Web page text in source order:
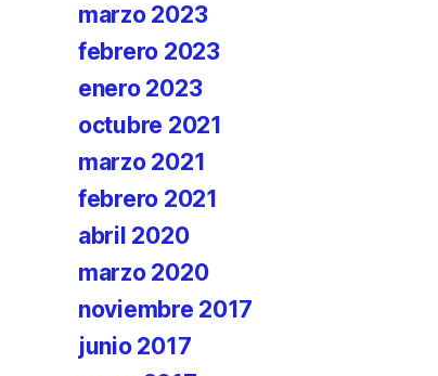
marzo 2023
febrero 2023
enero 2023
octubre 2021
marzo 2021
febrero 2021
abril 2020
marzo 2020
noviembre 2017
junio 2017